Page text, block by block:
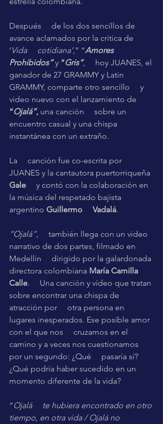
Después     de los dos sencillos de
avance aclamados por la crítica de
‘ Vida     cotidiana’,” “Amores
Prohibidos” y “Gris”,     hoy JUANES, el
ganador de 27 GRAMMY y Latin
GRAMMY, comparte otro sencillo     y
video nuevo con el lanzamiento de
“Ojalá”, una canción     sobre un
encuentro casual y una chispa
instantánea con un extraño.
La     canción fue co-escrita por
JUANES y la cantautora puertorriqueña
Gale
     y contó con la colaboración en
la música del respetado bajista
argentino Guillermo     Vadalá.
“Ojalá”,     también llega con un video
narrativo de dos partes, filmado en
Medellín     dirigido por la galardonada
directora colombiana María Camilla
Calle.     Una canción y vídeo que tratan
sobre encontrar una chispa de
atracción por     otra persona en
lugares inesperados. Ese posible amor
con el que nos     cruzamos en el
camino y a veces nos cuestionamos
por un segundo: ¿Qué     pasaría sí?
¿Qué podría haber sucedido en un
momento diferente de la vida?
“Ojalá     te hubiera encontrado en otro
tiempo, en otra vida / Ojalá no